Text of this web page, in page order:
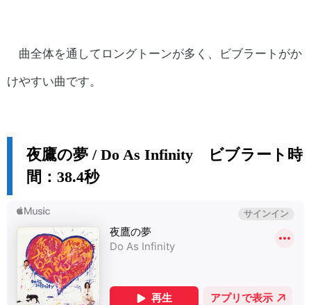
曲全体を通してロングトーンが多く、ビブラートがか
けやすい曲です。
夜鷹の夢 / Do As Infinity ビブラート時
間：38.4秒